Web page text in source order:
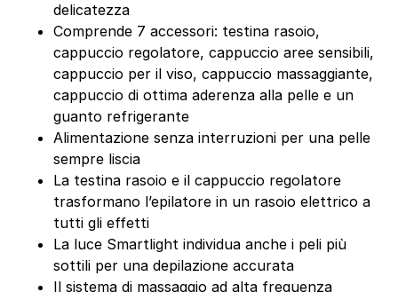
delicatezza
Comprende 7 accessori: testina rasoio,
cappuccio regolatore, cappuccio aree sensibili,
cappuccio per il viso, cappuccio massaggiante,
cappuccio di ottima aderenza alla pelle e un
guanto refrigerante
Alimentazione senza interruzioni per una pelle
sempre liscia
La testina rasoio e il cappuccio regolatore
trasformano l’epilatore in un rasoio elettrico a
tutti gli effetti
La luce Smartlight individua anche i peli più
sottili per una depilazione accurata
Il sistema di massaggio ad alta frequenza